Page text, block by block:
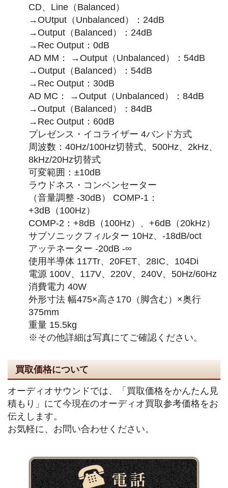
CD、Line（Balanced）
→OUtput（Unbalanced）：24dB
→Output（Balanced）：24dB
→Rec Output：0dB
AD MM： →Output（Unbalanced）：54dB
→Output（Balanced）：54dB
→Rec Output：30dB
AD MC： →Output（Unbalanced）：84dB
→Output（Balanced）：84dB
→Rec Output：60dB
プレゼンス・イコライザー 4バンド方式
周波数：40Hz/100Hz切替式、500Hz、2kHz、
8kHz/20Hz切替式
可変範囲：±10dB
ラウドネス・コンペンセーター
（音量調整 -30dB） COMP-1：
+3dB（100Hz）
COMP-2：+8dB（100Hz）、+6dB（20kHz）
サブソニックフィルター 10Hz、-18dB/oct
アッテネーター -20dB -∞
使用半導体 117Tr、20FET、28IC、104Di
電源 100V、117V、220V、240V、50Hz/60Hz
消費電力 40W
外形寸法 幅475×高さ170（脚含む）×奥行
375mm
重量 15.5kg
※その他詳細は写真にてご確認ください。
買取価格について
オーディオサウンドでは、「買取価格をかんたん見
積もり」にて今現在のオーディオ買取参考価格をお
伝えします。
お気軽に、お問い合わせください。